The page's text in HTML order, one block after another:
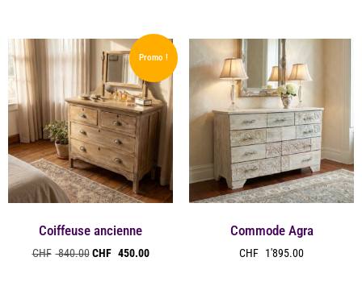
Promo !
Coiffeuse ancienne
CHF 840.00 CHF 450.00
Commode Agra
CHF 1'895.00